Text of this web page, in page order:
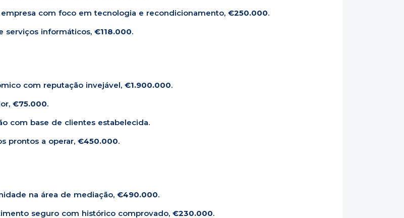
empresa com foco em tecnologia e recondicionamento, €250.000.
serviços informáticos, €118.000.
com reputação invejável, €1.900.000.
€75.000.
com base de clientes estabelecida.
prontos a operar, €450.000.
na área de mediação, €490.000.
seguro com histórico comprovado, €230.000.